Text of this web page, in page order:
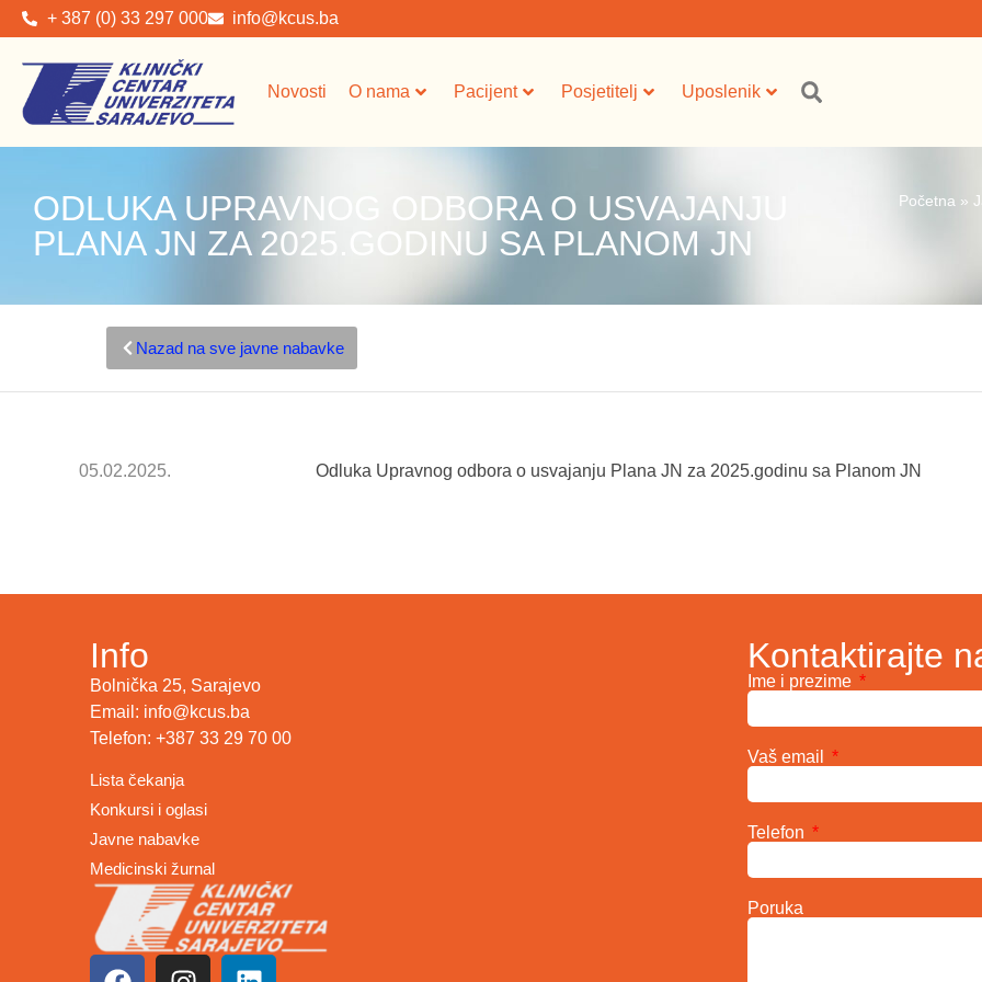
+ 387 (0) 33 297 000 info@kcus.ba
Novosti O nama Pacijent Posjetitelj Uposlenik
ODLUKA UPRAVNOG ODBORA O USVAJANJU
PLANA JN ZA 2025.GODINU SA PLANOM JN
Početna»
Nazad na sve javne nabavke
05.02.2025. Odluka Upravnog odbora o usvajanju Plana JN za 2025.godinu sa Planom JN
Info
Bolnička 25, Sarajevo
Email: info@kcus.ba
Telefon: +387 33 29 70 00
Lista čekanja
Konkursi i oglasi
Javne nabavke
Medicinski žurnal
Kontaktirajte
Ime i prezime
Vaš email
Telefon
Poruka